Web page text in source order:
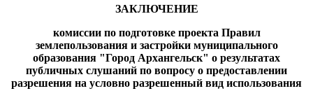
ЗАКЛЮЧЕНИЕ
комиссии по подготовке проекта Правил
землепользования и застройки муниципального
образования "Город Архангельск" о результатах
публичных слушаний по вопросу о предоставлении
разрешения на условно разрешенный вид использования